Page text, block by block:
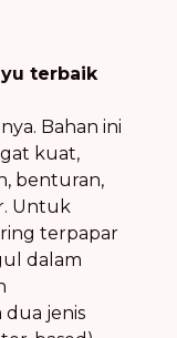
terbaik
Bahan ini
kuat,
benturan,
Untuk
terpapar
dalam
dua jenis